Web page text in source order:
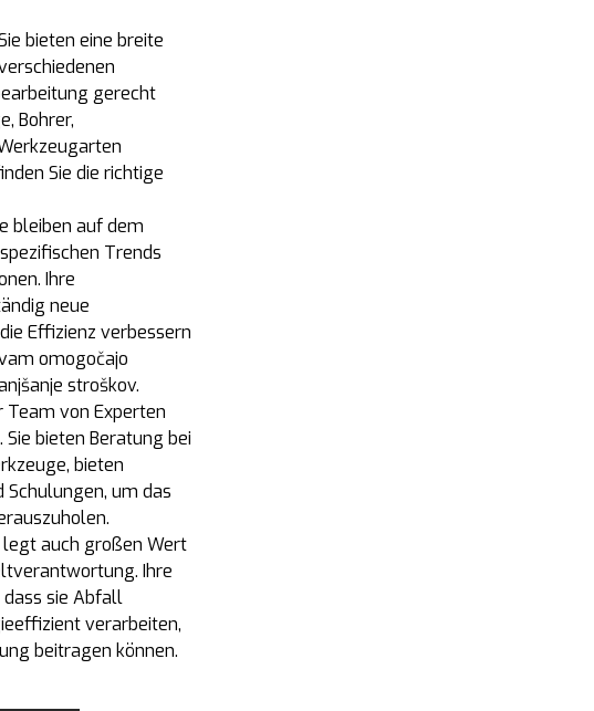
bieten eine breite
gerecht
Bohrer,
Sie die richtige
bleiben auf dem
Trends
Ihre
neue
Effizienz verbessern
omogočajo
stroškov.
Team von Experten
bieten Beratung bei
bieten
um das
auch großen Wert
Ihre
dass sie Abfall
verarbeiten,
beitragen können.